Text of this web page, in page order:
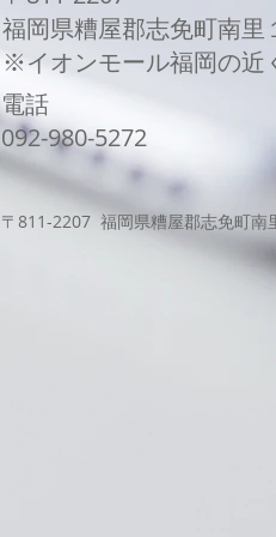
福岡県糟屋郡志免町南里
​※イオンモール福岡の近
電話
​092-980-5272
〒811-2207 福岡県糟屋郡志免町南